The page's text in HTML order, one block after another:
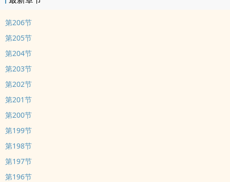
第206节
第205节
第204节
第203节
第202节
第201节
第200节
第199节
第198节
第197节
第196节